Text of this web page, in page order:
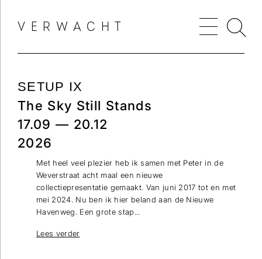
VERWACHT
SETUP IX
The Sky Still Stands
17.09 — 20.12
2026
Met heel veel plezier heb ik samen met Peter in de
Weverstraat acht maal een nieuwe
collectiepresentatie gemaakt. Van juni 2017 tot en met
mei 2024. Nu ben ik hier beland aan de Nieuwe
Havenweg. Een grote stap...
Lees verder